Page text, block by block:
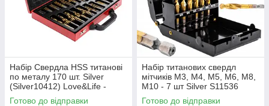
Набір Свердла HSS титанові
по металу 170 шт. Silver
(Silver10412) Love&Life -
online-multimarket-
Готово до відправки
Набір титанових свердл
мітчиків М3, М4, М5, М6, М8,
М10 - 7 шт Silver S11536
Love&Life -online-multimarket-
Готово до відправки